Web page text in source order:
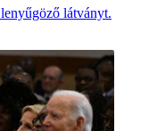
látványt.